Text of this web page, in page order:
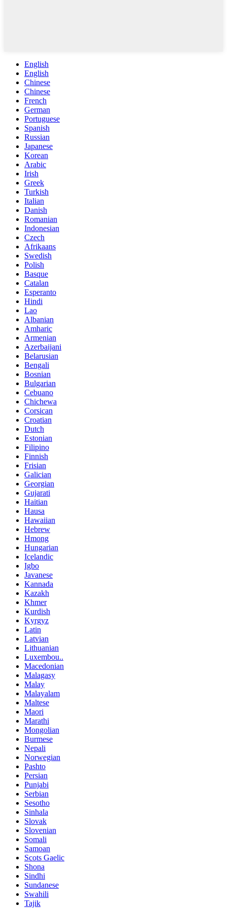
English
English
Chinese
Chinese
French
German
Portuguese
Spanish
Russian
Japanese
Korean
Arabic
Irish
Greek
Turkish
Italian
Danish
Romanian
Indonesian
Czech
Afrikaans
Swedish
Polish
Basque
Catalan
Esperanto
Hindi
Lao
Albanian
Amharic
Armenian
Azerbaijani
Belarusian
Bengali
Bosnian
Bulgarian
Cebuano
Chichewa
Corsican
Croatian
Dutch
Estonian
Filipino
Finnish
Frisian
Galician
Georgian
Gujarati
Haitian
Hausa
Hawaiian
Hebrew
Hmong
Hungarian
Icelandic
Igbo
Javanese
Kannada
Kazakh
Khmer
Kurdish
Kyrgyz
Latin
Latvian
Lithuanian
Luxembou..
Macedonian
Malagasy
Malay
Malayalam
Maltese
Maori
Marathi
Mongolian
Burmese
Nepali
Norwegian
Pashto
Persian
Punjabi
Serbian
Sesotho
Sinhala
Slovak
Slovenian
Somali
Samoan
Scots Gaelic
Shona
Sindhi
Sundanese
Swahili
Tajik